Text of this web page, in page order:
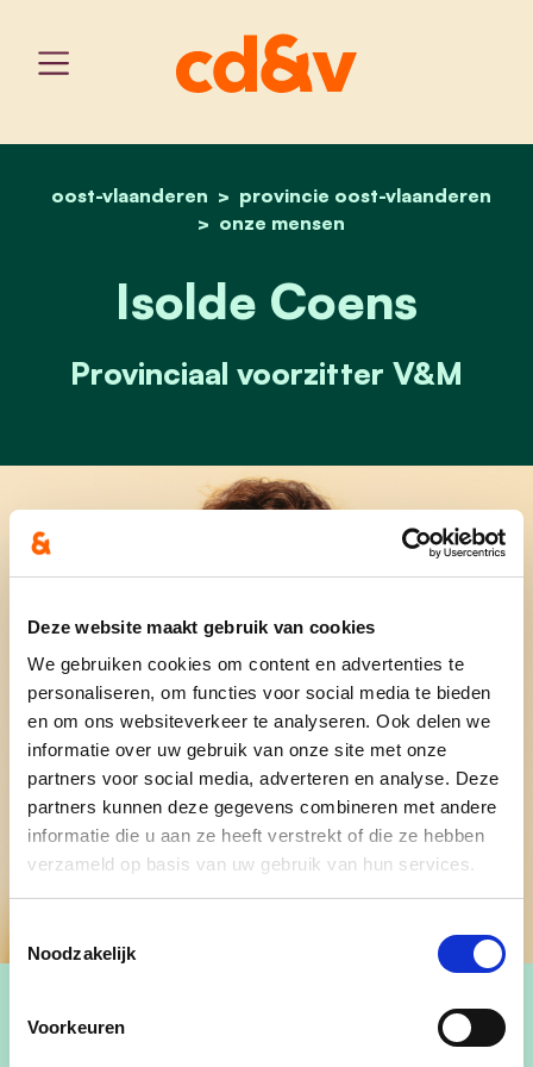
Deze website maakt gebruik van cookies
We gebruiken cookies om content en advertenties te
personaliseren, om functies voor social media te bieden
en om ons websiteverkeer te analyseren. Ook delen we
informatie over uw gebruik van onze site met onze
partners voor social media, adverteren en analyse. Deze
partners kunnen deze gegevens combineren met andere
informatie die u aan ze heeft verstrekt of die ze hebben
verzameld op basis van uw gebruik van hun services.
Noodzakelijk
Voorkeuren
home
oost-vlaanderen
provincie oost-vlaanderen
onze mensen
isolde coens
Isolde Coens
Provinciaal voorzitter V&M